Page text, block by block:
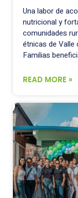
Una labor de
nutricional y
comunidades
étnicas de Valle
Familias
READ MORE »